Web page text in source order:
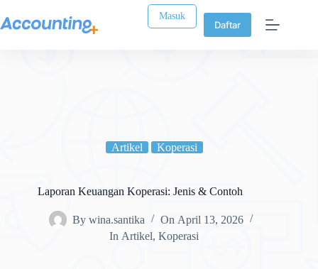
Masuk
Daftar
Artikel Koperasi
Laporan Keuangan Koperasi: Jenis & Contoh
By wina.santika On April 13, 2026
In Artikel,Koperasi